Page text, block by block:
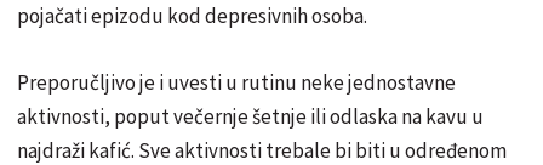
pojačati epizodu kod depresivnih osoba.
Preporučljivo je i uvesti u rutinu neke jednostavne
aktivnosti, poput večernje šetnje ili odlaska na kavu u
najdraži kafić. Sve aktivnosti trebale bi biti u određenom